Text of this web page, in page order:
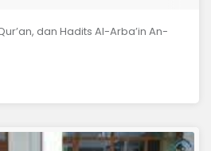
dan Hadits Al-Arba’in An-